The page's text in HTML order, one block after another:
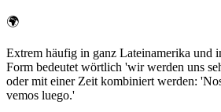
🌍
Extrem häufig in ganz Lateinamerika und
Form bedeutet wörtlich 'wir werden uns
oder mit einer Zeit kombiniert werden:
vemos luego.'